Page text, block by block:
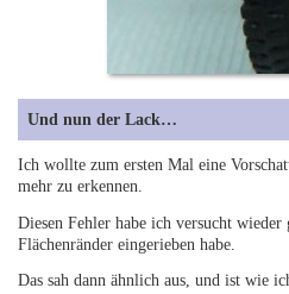
Und nun der Lack…
Ich wollte zum ersten Mal eine
mehr zu erkennen.
Diesen Fehler habe ich versucht
Flächenränder eingerieben habe.
Das sah dann ähnlich aus, und ist wie